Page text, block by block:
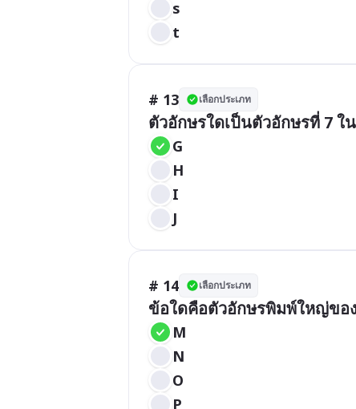
s
t
# 13 เลือกประเภท
ตัวอักษรใดเป็นตัวอักษรที่ 7
G
H
I
J
# 14 เลือกประเภท
ข้อใดคือตัวอักษรพิมพ์ใหญ่ขอ
M
N
O
P